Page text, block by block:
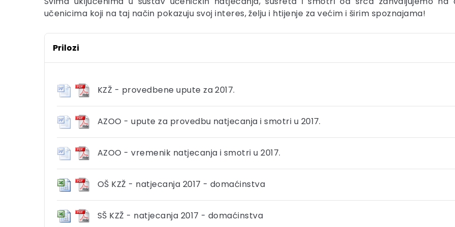
učenicima koji na taj način pokazuju svoj interes, želju i htijenje za većim i širim spoznajama!
Prilozi
KZŽ - provedbene upute za 2017.
AZOO - upute za provedbu natjecanja i smotri u 2017.
AZOO - vremenik natjecanja i smotri u 2017.
OŠ KZŽ - natjecanja 2017 - domaćinstva
SŠ KZŽ - natjecanja 2017 - domaćinstva